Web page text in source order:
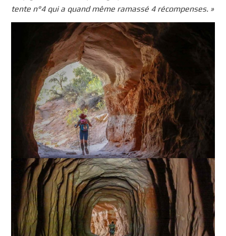
tente n°4 qui a quand même ramassé 4 récompenses. »